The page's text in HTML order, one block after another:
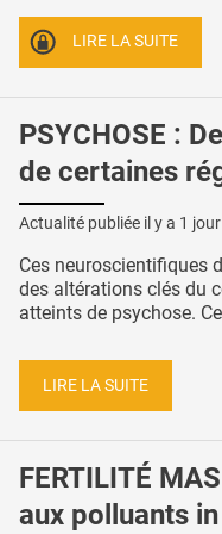
LIRE LA SUITE
PSYCHOSE :
de certaines
Actualité publiée il y a 1
Ces neuroscientifiques
des altérations clés du
atteints de psychose.
LIRE LA SUITE
FERTILITÉ
aux polluants